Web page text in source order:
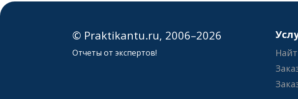
© Praktikantu.ru, 2006–2026
Отчеты от экспертов!